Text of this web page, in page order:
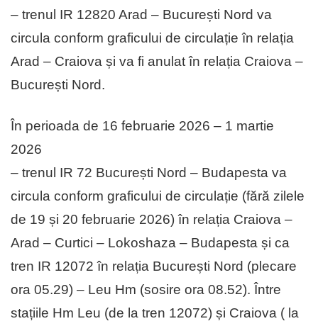
– trenul IR 12820 Arad – București Nord va
circula conform graficului de circulație în relația
Arad – Craiova și va fi anulat în relația Craiova –
București Nord.
În perioada de 16 februarie 2026 – 1 martie
2026
– trenul IR 72 București Nord – Budapesta va
circula conform graficului de circulație (fără zilele
de 19 și 20 februarie 2026) în relația Craiova –
Arad – Curtici – Lokoshaza – Budapesta și ca
tren IR 12072 în relația București Nord (plecare
ora 05.29) – Leu Hm (sosire ora 08.52). Între
stațiile Hm Leu (de la tren 12072) și Craiova ( la